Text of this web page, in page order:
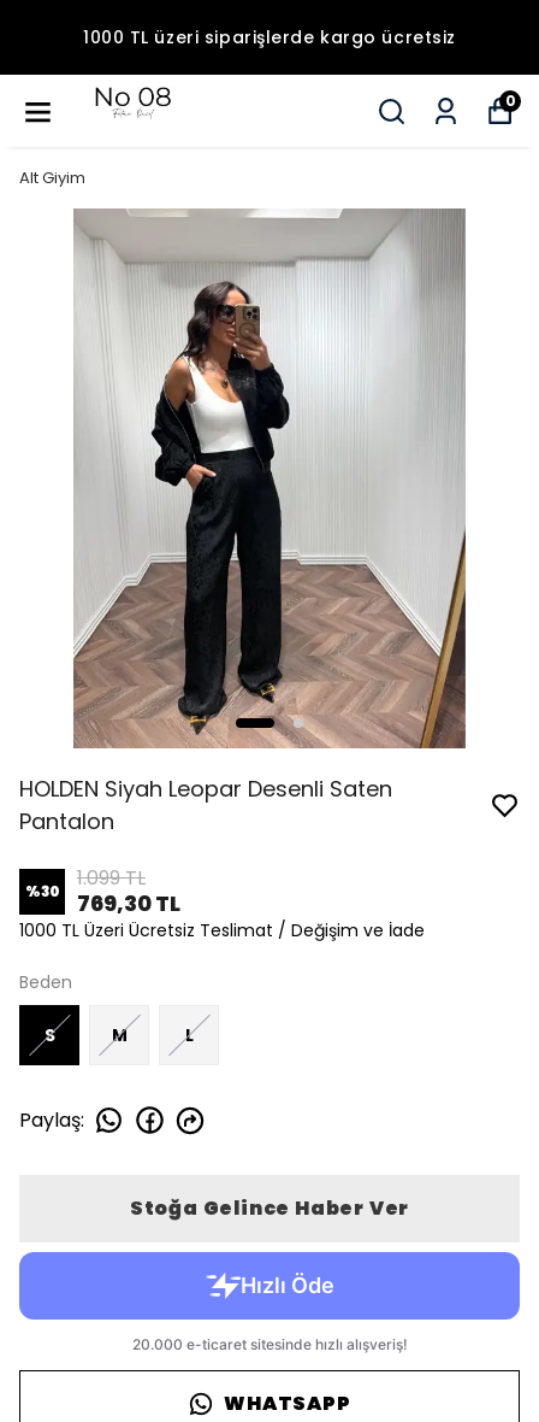
1000 TL üzeri siparişlerde kargo ücretsiz
0
Alt Giyim
HOLDEN Siyah Leopar Desenli Saten
Pantalon
%30 1.099 TL
769,30 TL
1000 TL Üzeri Ücretsiz Teslimat / Değişim ve İade
Beden
S M L
Paylaş:
Stoğa Gelince Haber Ver
WHATSAPP